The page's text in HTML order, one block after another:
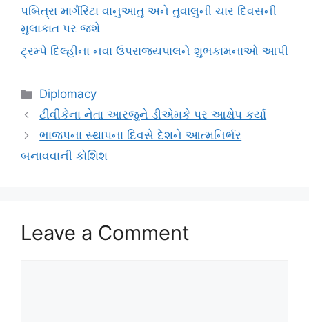
પબિત્રા માર્ગેરિટા વાનુઆતુ અને તુવાલુની ચાર દિવસની
મુલાકાત પર જશે
ટ્રમ્પે દિલ્હીના નવા ઉપરાજ્યપાલને શુભકામનાઓ આપી
Categories
Diplomacy
ટીવીકેના નેતા આરજુને ડીએમકે પર આક્ષેપ કર્યા
ભાજપના સ્થાપના દિવસે દેશને આત્મનિર્ભર
બનાવવાની કોશિશ
Leave a Comment